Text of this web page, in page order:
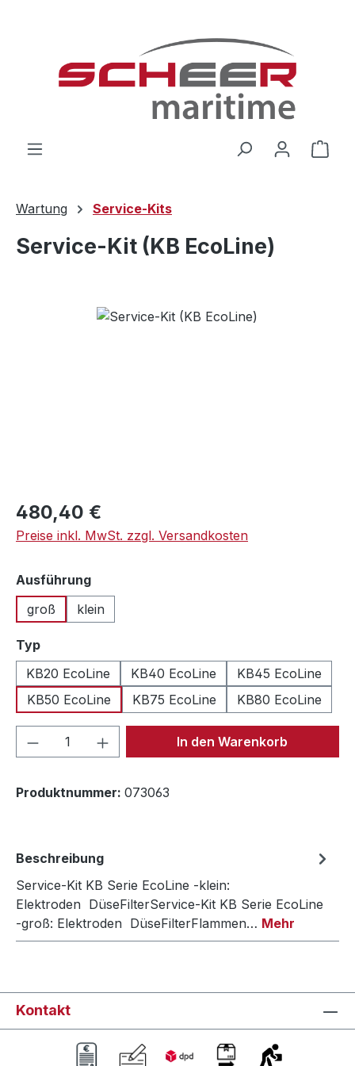
Wartung Service-Kits
Service-Kit (KB EcoLine)
Bildergalerie überspringen
Regulärer Preis:
480,40 €
Preise inkl. MwSt. zzgl. Versandkosten
Ausführungauswählen
groß
klein
Typauswählen
KB20 EcoLine
KB40 EcoLine
KB45 EcoLine
KB50 EcoLine
KB75 EcoLine KB80 EcoLine
Produkt Anzahl: Gib denIn den Warenkorb
Produktnummer: 073063
Beschreibung
Service-Kit KB Serie EcoLine -klein:
Elektroden DüseFilterService-Kit KB Serie EcoLine
-groß: Elektroden DüseFilterFlammen… Mehr
Kontakt